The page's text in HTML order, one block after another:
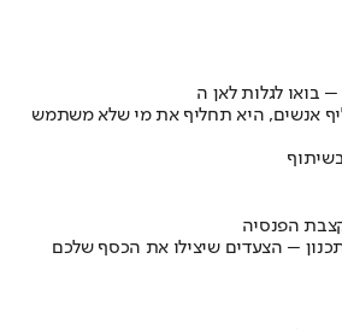
אנשים, היא תחליף את מי שלא משתמש
הפנסיה
– הצעדים שיצילו את הכסף שלכם